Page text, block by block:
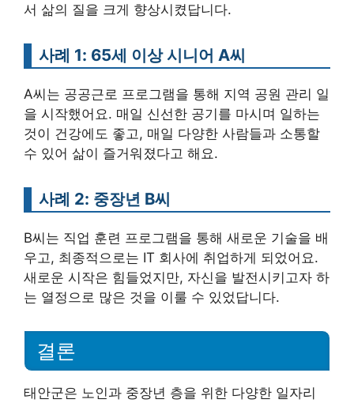
서 삶의 질을 크게 향상시켰답니다.
사례 1: 65세 이상 시니어 A씨
A씨는 공공근로 프로그램을 통해 지역 공원 관리 일
을 시작했어요. 매일 신선한 공기를 마시며 일하는
것이 건강에도 좋고, 매일 다양한 사람들과 소통할
수 있어 삶이 즐거워졌다고 해요.
사례 2: 중장년 B씨
B씨는 직업 훈련 프로그램을 통해 새로운 기술을 배
우고, 최종적으로는 IT 회사에 취업하게 되었어요.
새로운 시작은 힘들었지만, 자신을 발전시키고자 하
는 열정으로 많은 것을 이룰 수 있었답니다.
결론
태안군은 노인과 중장년 층을 위한 다양한 일자리